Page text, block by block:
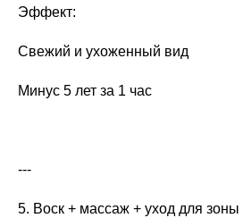
Эффект:
Свежий и ухоженный вид
Минус 5 лет за 1 час
---
5. Воск + массаж + уход для зоны